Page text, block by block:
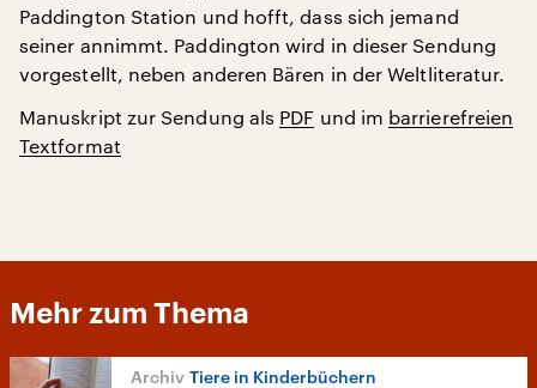
Paddington Station und hofft, dass sich jemand
seiner annimmt. Paddington wird in dieser Sendung
vorgestellt, neben anderen Bären in der Weltliteratur.
Manuskript zur Sendung als PDF und im barrierefreien
Textformat
Mehr zum Thema
Tiere in Kinderbüchern